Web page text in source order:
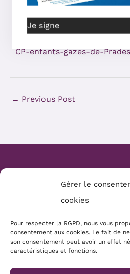
Gérer le
cookies
Pour respecter la RGPD, nous vous
consentement aux cookies. Le fait de
son consentement peut avoir un effet
caractéristiques et fonctions.
CP-enfants-gazes-de-
← Previous Post
Website Création :
Copyright © 2026
Je signe